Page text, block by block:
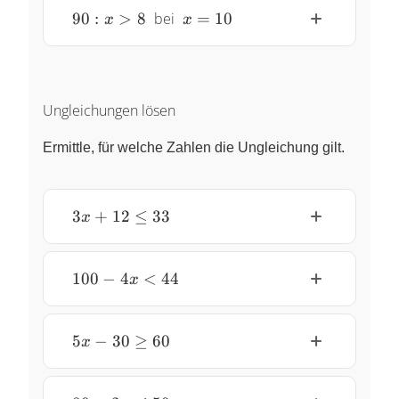
23~
90
90 : x > 8 bei ~x
x = 10
Ungleichungen lösen
Ermittle, für welche Zahlen die Ungleichung gilt.
3x
12
\leq
3x + 12 ≤ 33
100
4x
<
100 − 4x < 44
5x -
\geq
5x − 30 ≥ 60